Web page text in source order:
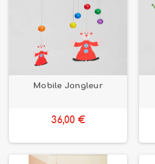
Mobile Jongleur
36,00 €